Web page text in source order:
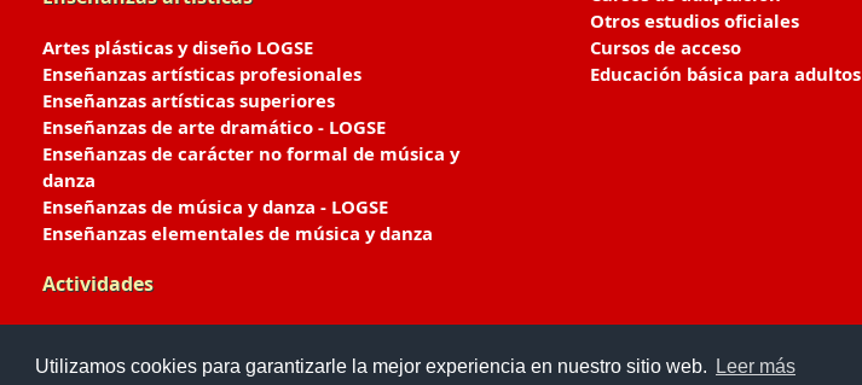
Utilizamos cookies para garantizarle la mejor experiencia en nuestro sitio web. Leer más
Artes plásticas y diseño LOGSE
Enseñanzas artísticas profesionales
Enseñanzas artísticas superiores
Enseñanzas de arte dramático - LOGSE
Enseñanzas de carácter no formal de música y
danza
Enseñanzas de música y danza - LOGSE
Enseñanzas elementales de música y danza
Actividades
Otros estudios oficiales
Cursos de acceso
Educación básica para adultos